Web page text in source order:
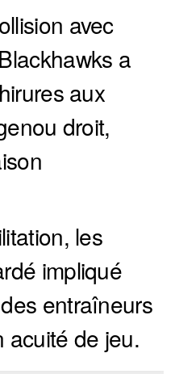
avec
a
aux
droit,
les
impliqué
entraîneurs
acuité de jeu.